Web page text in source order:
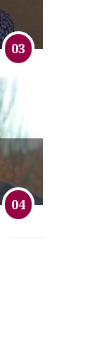
03
04